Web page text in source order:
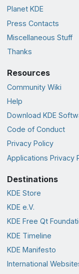
Planet KDE
Press Contacts
Miscellaneous Stuff
Thanks
Resources
Community Wiki
Help
Download KDE
Code of Conduct
Privacy Policy
Applications Privacy
Destinations
KDE Store
KDE e.V.
KDE Free Qt
KDE Timeline
KDE Manifesto
International